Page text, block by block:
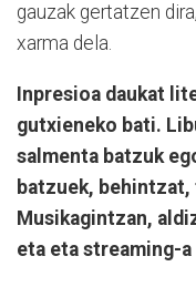
gauzak gertatzen
xarma dela.
Inpresioa daukat
gutxieneko bati.
salmenta batzuk
batzuek,
Musikagintzan,
eta eta streaming-